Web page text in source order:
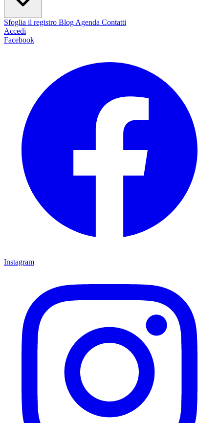
Sfoglia il registro Blog Agenda Contatti
Accedi
Facebook
Instagram